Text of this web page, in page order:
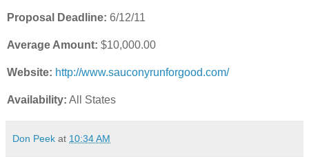
Proposal Deadline: 6/12/11
Average Amount: $10,000.00
Website: http://www.sauconyrunforgood.com/
Availability: All States
Don Peek at 10:34 AM